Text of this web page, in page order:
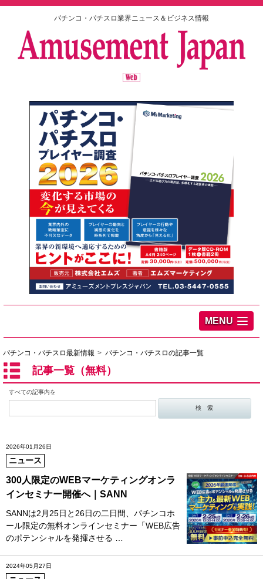
パチンコ・パチスロ業界ニュース＆ビジネス情報
MENU
パチンコ・パチスロ最新情報 パチンコ・パチスロの記事一覧
記事一覧（無料）
すべての記事内を
2026年01月26日
ニュース
300人限定のWEBマーケティングオンラ
インセミナー開催へ｜SANN
SANNは2月25日と26日の二日間、パチンコホ
ール限定の無料オンラインセミナー「WEB広告
のポテンシャルを発揮させる …
2024年05月27日